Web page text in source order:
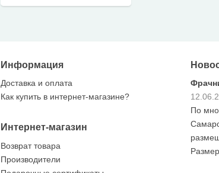
Информация
Доставка и оплата
Как купить в интернет-магазине?
Интернет-магазин
Возврат товара
Производители
По